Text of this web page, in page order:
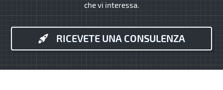
che vi interessa.
RICEVETE UNA CONSULENZA